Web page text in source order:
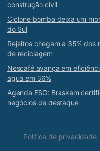
construção civil
Ciclone bomba deixa um
do Sul
Rejeitos chegam a 35%
de reciclagem
Nescafé avança em
água em 36%
Agenda ESG: Braskem
negócios de destaque
Política de privacidade